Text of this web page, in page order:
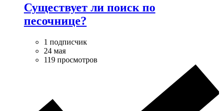
Существует ли поиск по
песочнице?
1 подписчик
24 мая
119 просмотров